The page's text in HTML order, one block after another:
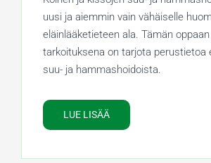
uusi ja aiemmin vain vähäiselle
eläinlääketieteen ala. Tämän oppaan
tarkoituksena on tarjota perustietoa
suu- ja hammashoidoista.
LUE LISÄÄ